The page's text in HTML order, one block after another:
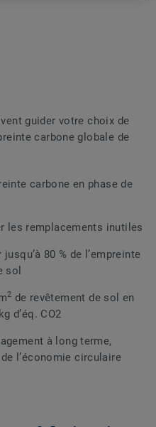
guider votre choix de
carbone globale de
carbone en phase de
les remplacements inutiles
80 % de l’empreinte
sol
2 de revêtement de sol en
d’éq. CO2
à long terme,
l’économie circulaire